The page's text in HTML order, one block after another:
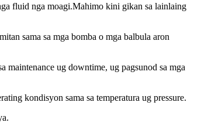
fluid nga moagi.Mahimo kini gikan sa lainlaing
sama sa mga bomba o mga balbula aron
maintenance ug downtime, ug pagsunod sa mga
kondisyon sama sa temperatura ug pressure.